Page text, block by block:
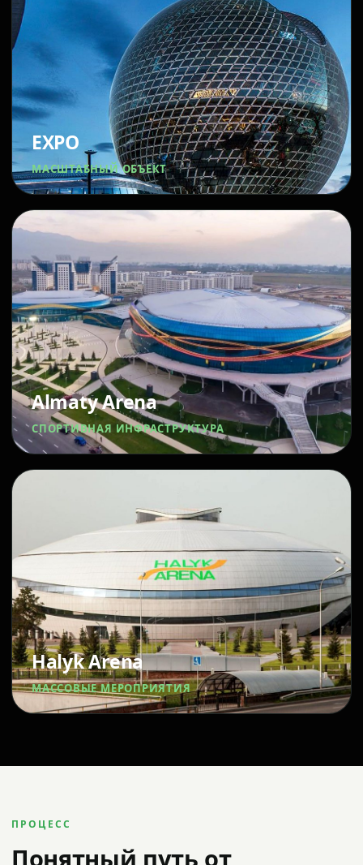
EXPO
МАСШТАБНЫЙ ОБЪЕКТ
Almaty Arena
СПОРТИВНАЯ ИНФРАСТРУКТУРА
Halyk Arena
МАССОВЫЕ МЕРОПРИЯТИЯ
ПРОЦЕСС
Понятный путь от